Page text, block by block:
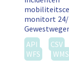
monitort 24/
API
CSV
WFS
WMS